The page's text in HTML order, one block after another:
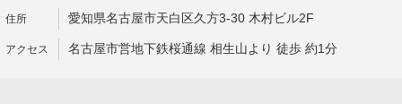
愛知県名古屋市天白区久方3-30 木村ビル2F
名古屋市営地下鉄桜通線 相生山より 徒歩 約1分